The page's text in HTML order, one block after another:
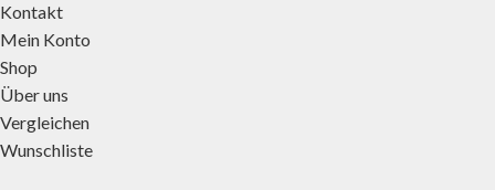
Kontakt
Mein Konto
Shop
Über uns
Vergleichen
Wunschliste